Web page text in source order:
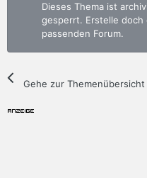
Dieses Thema ist
gesperrt. Erstelle doch
passenden Forum.
Gehe zur Themenübersicht